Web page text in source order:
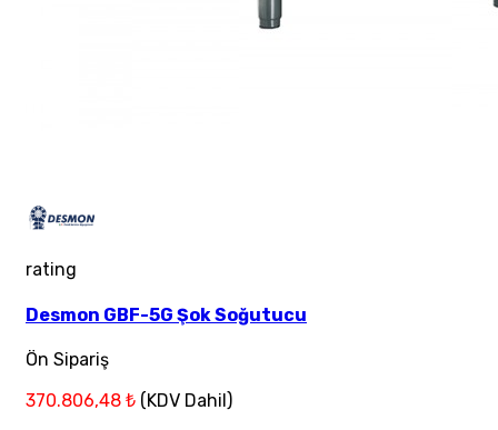
rating
Desmon GBF-5G Şok Soğutucu
Ön Sipariş
370.806,48 ₺ (KDV Dahil)